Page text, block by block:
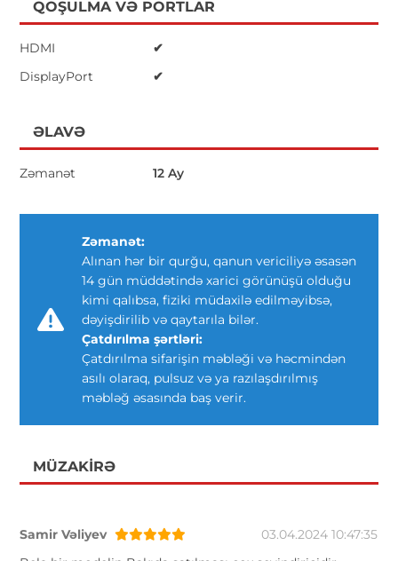
QOŞULMA VƏ PORTLAR
HDMI
✔
DisplayPort
✔
ƏLAVƏ
Zəmanət 12 Ay
Zəmanət:
Alınan hər bir qurğu, qanun vericiliyə əsasən
14 gün müddətində xarici görünüşü olduğu
kimi qalıbsa, fiziki müdaxilə edilməyibsə,
dəyişdirilib və qaytarıla bilər.
Çatdırılma şərtləri:
Çatdırılma sifarişin məbləği və həcmindən
asılı olaraq, pulsuz və ya razılaşdırılmış
məbləğ əsasında baş verir.
MÜZAKIRƏ
Samir Vəliyev
03.04.2024 10:47:35